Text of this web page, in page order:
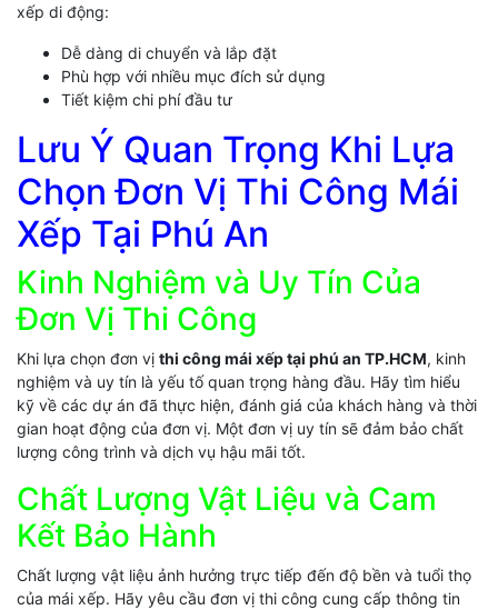
xếp di động:
Dễ dàng di chuyển và lắp đặt
Phù hợp với nhiều mục đích sử dụng
Tiết kiệm chi phí đầu tư
Lưu Ý Quan Trọng Khi Lựa
Chọn Đơn Vị Thi Công Mái
Xếp Tại Phú An
Kinh Nghiệm và Uy Tín Của
Đơn Vị Thi Công
Khi lựa chọn đơn vị thi công mái xếp tại phú an TP.HCM, kinh
nghiệm và uy tín là yếu tố quan trọng hàng đầu. Hãy tìm hiểu
kỹ về các dự án đã thực hiện, đánh giá của khách hàng và thời
gian hoạt động của đơn vị. Một đơn vị uy tín sẽ đảm bảo chất
lượng công trình và dịch vụ hậu mãi tốt.
Chất Lượng Vật Liệu và Cam
Kết Bảo Hành
Chất lượng vật liệu ảnh hưởng trực tiếp đến độ bền và tuổi thọ
của mái xếp. Hãy yêu cầu đơn vị thi công cung cấp thông tin